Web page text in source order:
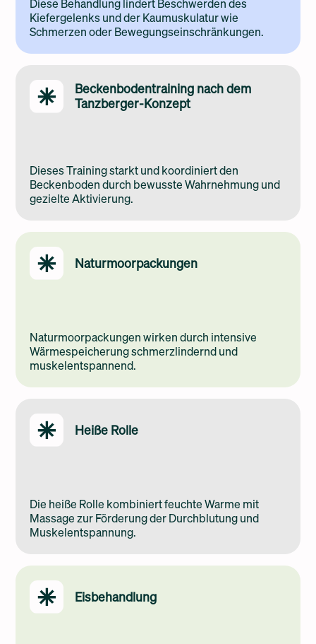
Diese Behandlung lindert Beschwerden des
Kiefergelenks und der Kaumuskulatur wie
Schmerzen oder Bewegungseinschränkungen.
Beckenbodentraining nach dem
Tanzberger-Konzept
Dieses Training starkt und koordiniert den
Beckenboden durch bewusste Wahrnehmung und
gezielte Aktivierung.
Naturmoorpackungen
Naturmoorpackungen wirken durch intensive
Wärmespeicherung schmerzlindernd und
muskelentspannend.
Heiße Rolle
Die heiße Rolle kombiniert feuchte Warme mit
Massage zur Förderung der Durchblutung und
Muskelentspannung.
Eisbehandlung